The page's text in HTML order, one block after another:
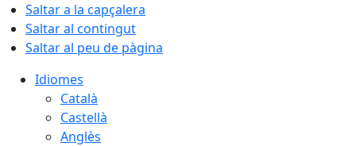
Saltar a la capçalera
Saltar al contingut
Saltar al peu de pàgina
Idiomes
Català
Castellà
Anglès